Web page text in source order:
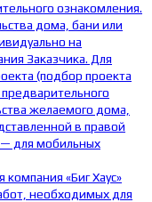
ознакомления.
дома, бани или
на
Заказчика. Для
(подбор проекта
желаемого дома,
в правой
для мобильных
компания «Биг Хаус»
необходимых для